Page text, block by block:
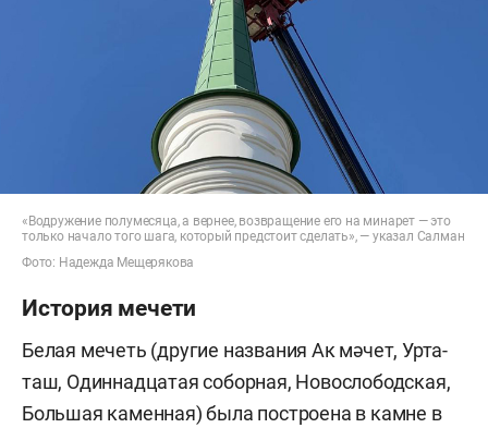
«Водружение полумесяца, а вернее, возвращение его на минарет — это
только начало того шага, который предстоит сделать», — указал Салман
Фото: Надежда Мещерякова
История мечети
Белая мечеть (другие названия Ак мәчет, Урта-
таш, Одиннадцатая соборная, Новослободская,
Большая каменная) была построена в камне в